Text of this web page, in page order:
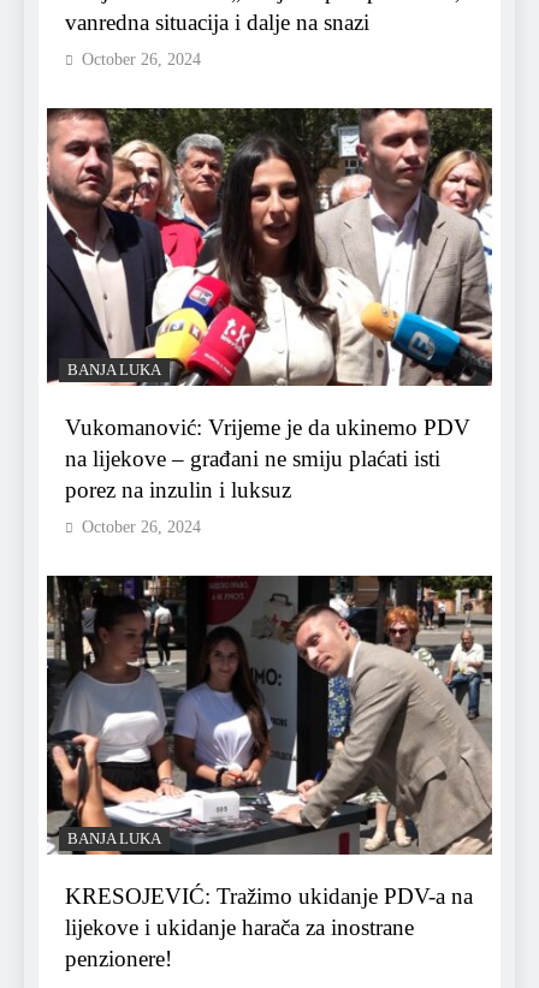
vanredna situacija i dalje na snazi
October 26, 2024
BANJA LUKA
Vukomanović: Vrijeme je da ukinemo PDV
na lijekove – građani ne smiju plaćati isti
porez na inzulin i luksuz
October 26, 2024
BANJA LUKA
KRESOJEVIĆ: Tražimo ukidanje PDV-a na
lijekove i ukidanje harača za inostrane
penzionere!